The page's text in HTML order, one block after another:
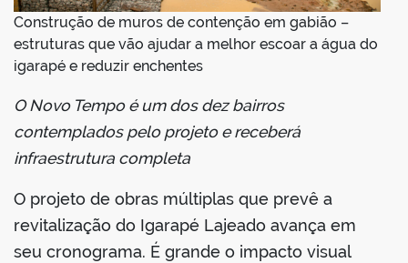
Construção de muros de contenção em gabião –
estruturas que vão ajudar a melhor escoar a água do
igarapé e reduzir enchentes
O Novo Tempo é um dos dez bairros
contemplados pelo projeto e receberá
infraestrutura completa
O projeto de obras múltiplas que prevê a
revitalização do Igarapé Lajeado avança em
seu cronograma. É grande o impacto visual